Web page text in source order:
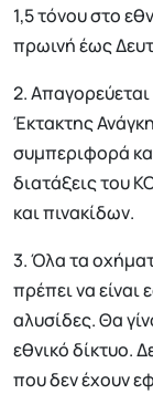
1,5 τόνου στο
πρωινή έως
2.
Έκτακτης
συμπεριφορά
διατάξεις του
και πινακίδων.
3. Όλα τα
πρέπει να είναι
αλυσίδες. Θα
εθνικό δίκτυο.
που δεν έχουν